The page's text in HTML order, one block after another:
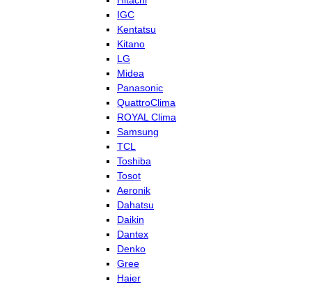
IGC
Kentatsu
Kitano
LG
Midea
Panasonic
QuattroClima
ROYAL Clima
Samsung
TCL
Toshiba
Tosot
Aeronik
Dahatsu
Daikin
Dantex
Denko
Gree
Haier